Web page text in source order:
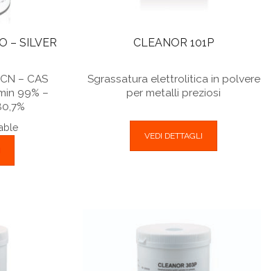
– SILVER
– CAS
99% –
CLEANOR 101P
Sgrassatura elettrolitica in polvere
per metalli preziosi
VEDI DETTAGLI